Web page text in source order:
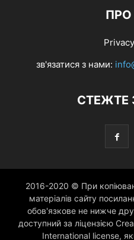
ПРО
зв'язатися з нами:
СТЕЖТЕ
2016-2020 © При
матеріалів сайту
обов'язкове не нижче
доступний за ліцензією
International license,